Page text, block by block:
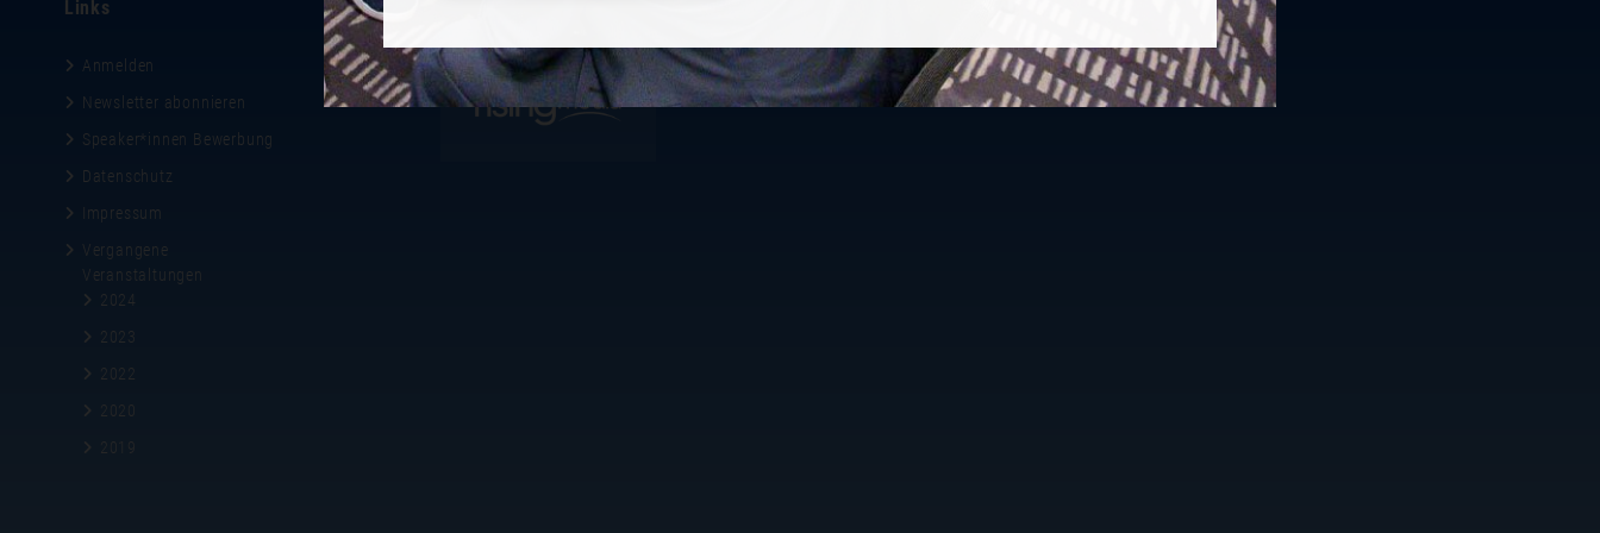
Links
Anmelden
Newsletter abonnieren
Speaker*innen Bewerbung
Datenschutz
Impressum
Vergangene
Veranstaltungen
2024
2023
2022
2020
2019